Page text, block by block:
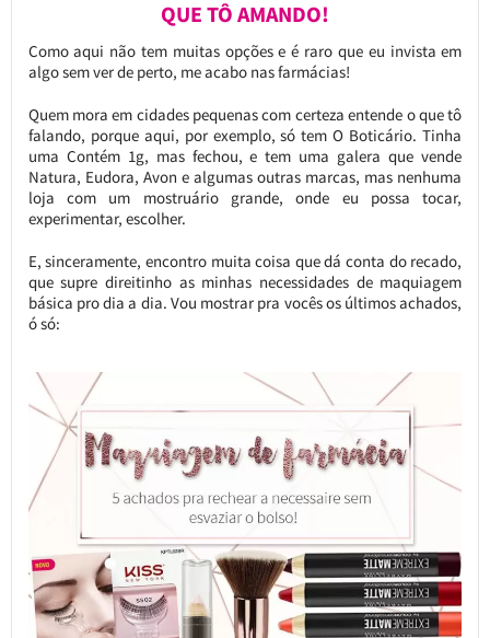
QUE TÔ AMANDO!
Como aqui não tem muitas opções e é raro que eu invista em
algo sem ver de perto, me acabo nas farmácias!
Quem mora em cidades pequenas com certeza entende o que tô
falando, porque aqui, por exemplo, só tem O Boticário. Tinha
uma Contém 1g, mas fechou, e tem uma galera que vende
Natura, Eudora, Avon e algumas outras marcas, mas nenhuma
loja com um mostruário grande, onde eu possa tocar,
experimentar, escolher.
E, sinceramente, encontro muita coisa que dá conta do recado,
que supre direitinho as minhas necessidades de maquiagem
básica pro dia a dia. Vou mostrar pra vocês os últimos achados,
ó só: